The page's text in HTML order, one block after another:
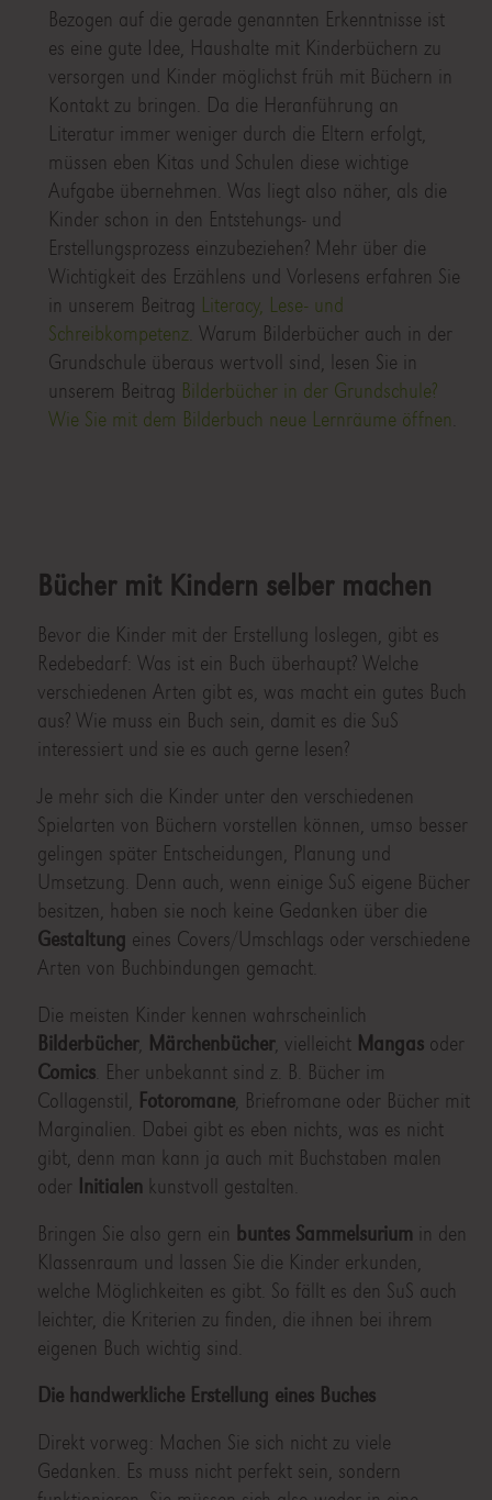
Bezogen auf die gerade genannten Erkenntnisse ist
es eine gute Idee, Haushalte mit Kinderbüchern zu
versorgen und Kinder möglichst früh mit Büchern in
Kontakt zu bringen. Da die Heranführung an
Literatur immer weniger durch die Eltern erfolgt,
müssen eben Kitas und Schulen diese wichtige
Aufgabe übernehmen. Was liegt also näher, als die
Kinder schon in den Entstehungs- und
Erstellungsprozess einzubeziehen? Mehr über die
Wichtigkeit des Erzählens und Vorlesens erfahren Sie
in unserem Beitrag Literacy, Lese- und
Schreibkompetenz. Warum Bilderbücher auch in der
Grundschule überaus wertvoll sind, lesen Sie in
unserem Beitrag Bilderbücher in der Grundschule?
Wie Sie mit dem Bilderbuch neue Lernräume öffnen
Bücher mit Kindern selber machen
Bevor die Kinder mit der Erstellung loslegen, gibt es
Redebedarf: Was ist ein Buch überhaupt? Welche
verschiedenen Arten gibt es, was macht ein gutes Buch
aus? Wie muss ein Buch sein, damit es die SuS
interessiert und sie es auch gerne lesen?
Je mehr sich die Kinder unter den verschiedenen
Spielarten von Büchern vorstellen können, umso besser
gelingen später Entscheidungen, Planung und
Umsetzung. Denn auch, wenn einige SuS eigene Bücher
besitzen, haben sie noch keine Gedanken über die
Gestaltung eines Covers/Umschlags oder verschiedene
Arten von Buchbindungen gemacht.
Die meisten Kinder kennen wahrscheinlich
Bilderbücher, Märchenbücher, vielleicht Mangasoder
Comics. Eher unbekannt sind z. B. Bücher im
Collagenstil,
Fotoromane, Briefromane oder Bücher mit
Marginalien. Dabei gibt es eben nichts, was es nicht
gibt, denn man kann ja auch mit Buchstaben malen
oder Initialen kunstvoll gestalten.
Bringen Sie also gern ein buntes Sammelsurium in den
Klassenraum und lassen Sie die Kinder erkunden,
welche Möglichkeiten es gibt. So fällt es den SuS auch
leichter, die Kriterien zu finden, die ihnen bei ihrem
eigenen Buch wichtig sind.
Die handwerkliche Erstellung eines Buches
Direkt vorweg: Machen Sie sich nicht zu viele
Gedanken. Es muss nicht perfekt sein, sondern